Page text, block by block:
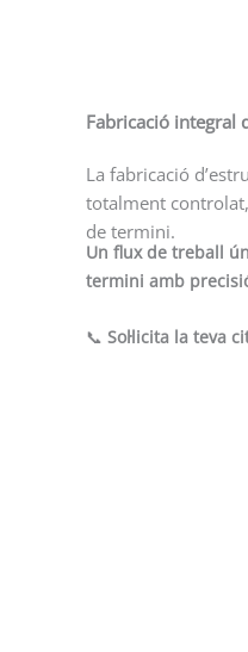
Fabricació integral
La fabricació
totalment
de termini.
Un flux de treball
termini amb
📞 Sol·licita la teva